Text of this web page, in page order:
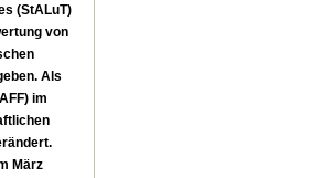
(StALuT)
von
Als
im
März